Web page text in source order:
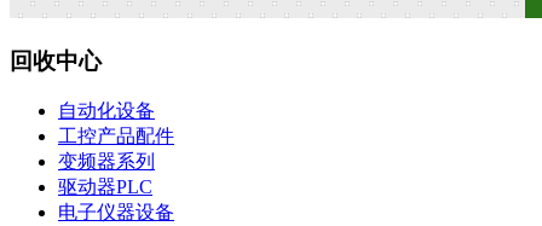
回收中心
自动化设备
工控产品配件
变频器系列
驱动器PLC
电子仪器设备